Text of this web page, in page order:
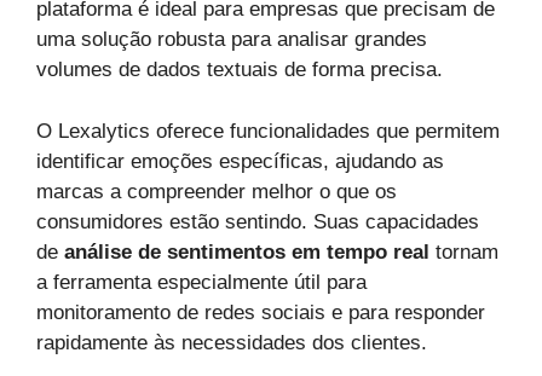
plataforma é ideal para empresas que precisam de
uma solução robusta para analisar grandes
volumes de dados textuais de forma precisa.
O Lexalytics oferece funcionalidades que permitem
identificar emoções específicas, ajudando as
marcas a compreender melhor o que os
consumidores estão sentindo. Suas capacidades
de análise de sentimentos em tempo real tornam
a ferramenta especialmente útil para
monitoramento de redes sociais e para responder
rapidamente às necessidades dos clientes.